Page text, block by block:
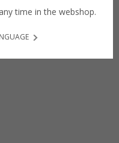
time in the webshop.